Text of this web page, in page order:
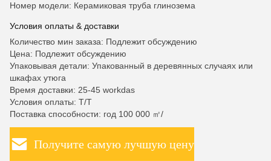
Номер модели: Керамиковая труба глинозема
Условия оплаты & доставки
Количество мин заказа: Подлежит обсуждению
Цена: Подлежит обсуждению
Упаковывая детали: Упакованный в деревянных случаях или
шкафах утюга
Время доставки: 25-45 workdas
Условия оплаты: T/T
Поставка способности: год 100 000 ㎡/
Получите самую лучшую цену